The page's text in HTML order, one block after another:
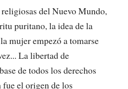
del Nuevo Mundo,
puritano, la idea de la
mujer empezó a tomarse
La libertad de
de todos los derechos
el origen de los